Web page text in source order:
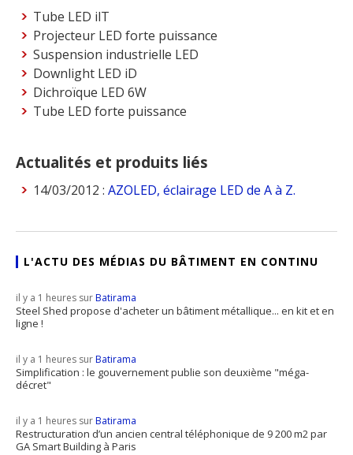
Tube LED ilT
Projecteur LED forte puissance
Suspension industrielle LED
Downlight LED iD
Dichroïque LED 6W
Tube LED forte puissance
Actualités et produits liés
14/03/2012 : AZOLED, éclairage LED de A à Z.
L'ACTU DES MÉDIAS DU BÂTIMENT EN CONTINU
il y a 1 heures surBatirama
Steel Shed propose d'acheter un bâtiment métallique... en kit et en
ligne !
il y a 1 heures surBatirama
Simplification : le gouvernement publie son deuxième "méga-
décret"
il y a 1 heures surBatirama
Restructuration d’un ancien central téléphonique de 9 200 m2 par
GA Smart Building à Paris